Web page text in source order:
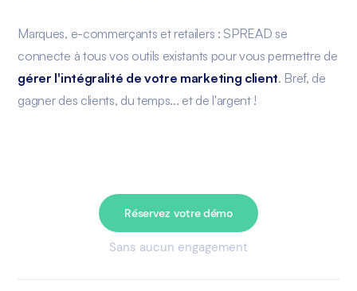
Marques, e-commerçants et retailers : SPREAD se
connecte à tous vos outils existants pour vous permettre de
gérer l'intégralité de votre marketing client. Bref, de
gagner des clients, du temps... et de l'argent !
Réservez votre démo
Sans aucun engagement